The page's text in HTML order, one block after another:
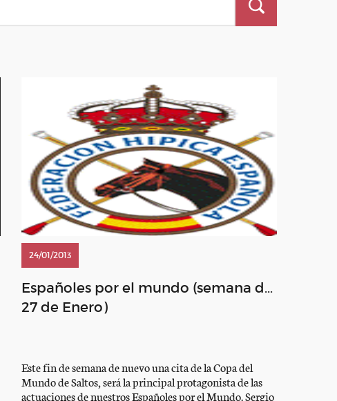
24/01/2013
Españoles por el mundo (semana del
27 de Enero)
Este fin de semana de nuevo una cita de la Copa del
Mundo de Saltos, será la principal protagonista de las
actuaciones de nuestros Españoles por el Mundo. Sergio